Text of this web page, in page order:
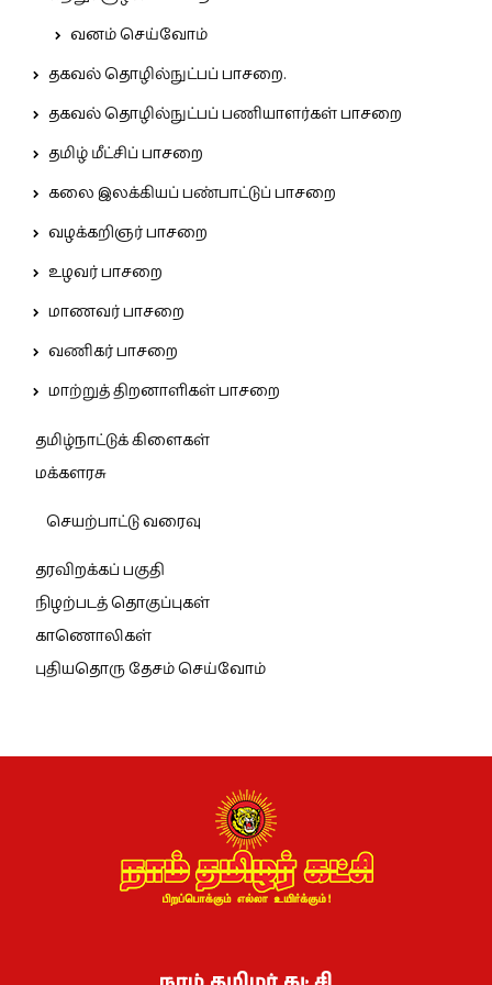
வனம் செய்வோம்
தகவல் தொழில்நுட்பப் பாசறை.
தகவல் தொழில்நுட்பப் பணியாளர்கள் பாசறை
தமிழ் மீட்சிப் பாசறை
கலை இலக்கியப் பண்பாட்டுப் பாசறை
வழக்கறிஞர் பாசறை
உழவர் பாசறை
மாணவர் பாசறை
வணிகர் பாசறை
மாற்றுத் திறனாளிகள் பாசறை
தமிழ்நாட்டுக் கிளைகள்
மக்களரசு
செயற்பாட்டு வரைவு
தரவிறக்கப் பகுதி
நிழற்படத் தொகுப்புகள்
காணொலிகள்
புதியதொரு தேசம் செய்வோம்